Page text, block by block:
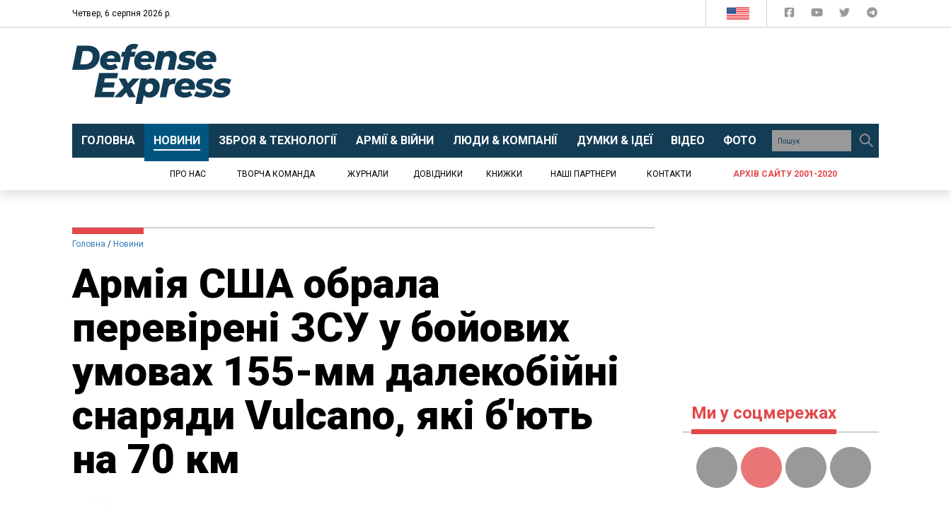
Четвер, 6 серпня 2026 р.
ГОЛОВНА НОВИНИ ЗБРОЯ & ТЕХНОЛОГІЇ АРМІЇ & ВІЙНИ ЛЮДИ & КОМПАНІЇ ДУМКИ & ІДЕЇ ВІДЕО ФОТО
ПРО НАС ТВОРЧА КОМАНДА ЖУРНАЛИ ДОВІДНИКИ КНИЖКИ НАШІ ПАРТНЕРИ КОНТАКТИ АРХІВ САЙТУ 2001-2020
Головна Новини
Армія США обрала
перевірені ЗСУ у бойових
умовах 155-мм далекобійні
снаряди Vulcano, які б'ють
на 70 км
Ми у соцмережах